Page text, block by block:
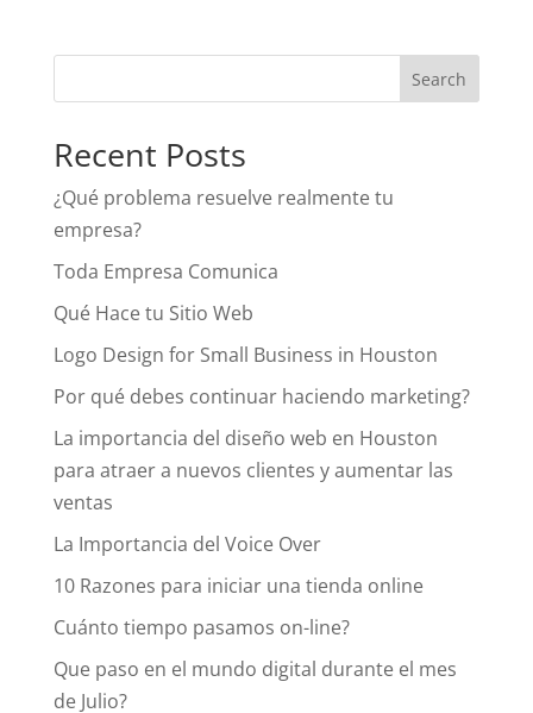
Recent Posts
¿Qué problema resuelve realmente tu
empresa?
Toda Empresa Comunica
Qué Hace tu Sitio Web
Logo Design for Small Business in Houston
Por qué debes continuar haciendo marketing?
La importancia del diseño web en Houston
para atraer a nuevos clientes y aumentar las
ventas
La Importancia del Voice Over
10 Razones para iniciar una tienda online
Cuánto tiempo pasamos on-line?
Que paso en el mundo digital durante el mes
de Julio?